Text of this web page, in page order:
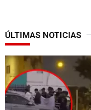
ÚLTIMAS NOTICIAS